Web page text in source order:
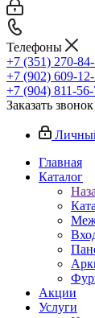
Телефоны
+7 (351) 270-
+7 (902) 609-
+7 (904) 811-
Заказать звонок
Главная
Каталог
Акции
Услуги